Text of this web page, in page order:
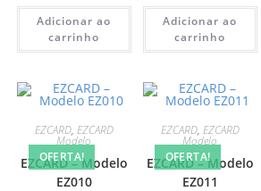
Adicionar ao
carrinho
Adicionar ao
carrinho
OFERTA!
EZCARD, EZCARD
Modelo
EZCARD – Modelo
EZ010
OFERTA!
EZCARD, EZCARD
Modelo
EZCARD – Modelo
EZ011